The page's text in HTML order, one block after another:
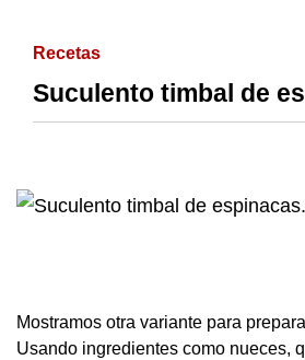
Recetas
Suculento timbal de
Mostramos otra variante para
Usando ingredientes como nueces,